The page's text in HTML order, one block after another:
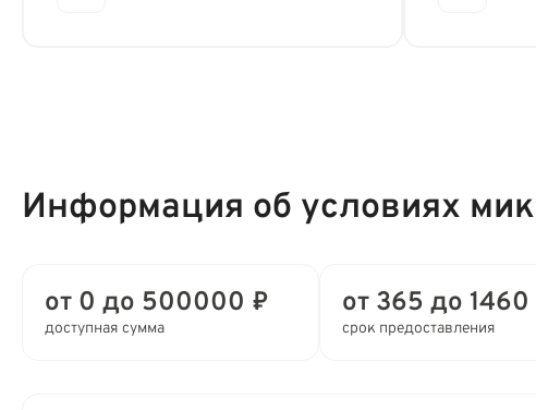
Информация об условиях
от 0 до 500000 ₽
доступная сумма
от 365 до
срок предоставления